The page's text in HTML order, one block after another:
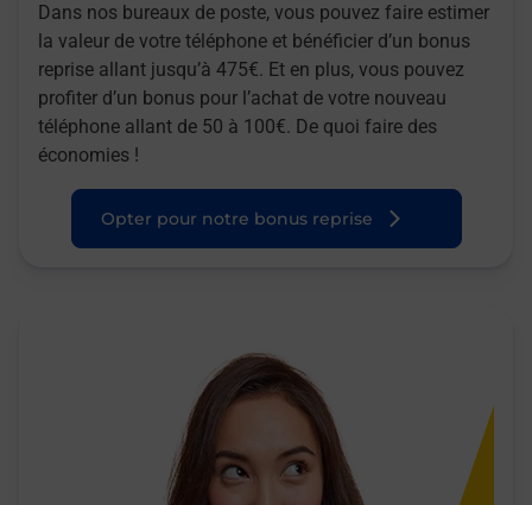
Dans nos bureaux de poste, vous pouvez faire estimer
la valeur de votre téléphone et bénéficier d’un bonus
reprise allant jusqu’à 475€. Et en plus, vous pouvez
profiter d’un bonus pour l’achat de votre nouveau
téléphone allant de 50 à 100€. De quoi faire des
économies !
Opter pour notre bonus reprise